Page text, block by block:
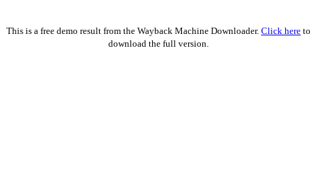
This is a free demo result from the Wayback Machine Downloader. Click here to
download the full version.